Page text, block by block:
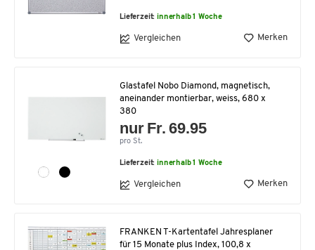
Lieferzeit:innerhalb 1 Woche
Vergleichen Merken
Glastafel Nobo Diamond, magnetisch,
aneinander montierbar, weiss, 680 x
380
nur Fr. 69.95
pro St.
Lieferzeit:innerhalb 1 Woche
Vergleichen Merken
FRANKEN T-Kartentafel Jahresplaner
für 15 Monate plus Index, 100,8 x